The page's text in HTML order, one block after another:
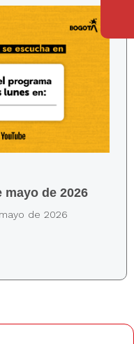
mayo de 2026
de 2026